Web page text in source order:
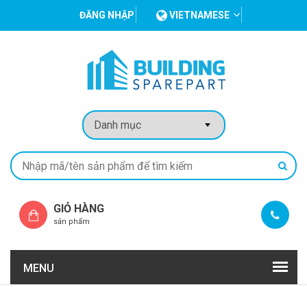
ĐĂNG NHẬP VIETNAMESE
GIỎ HÀNG
sản phẩm
MENU